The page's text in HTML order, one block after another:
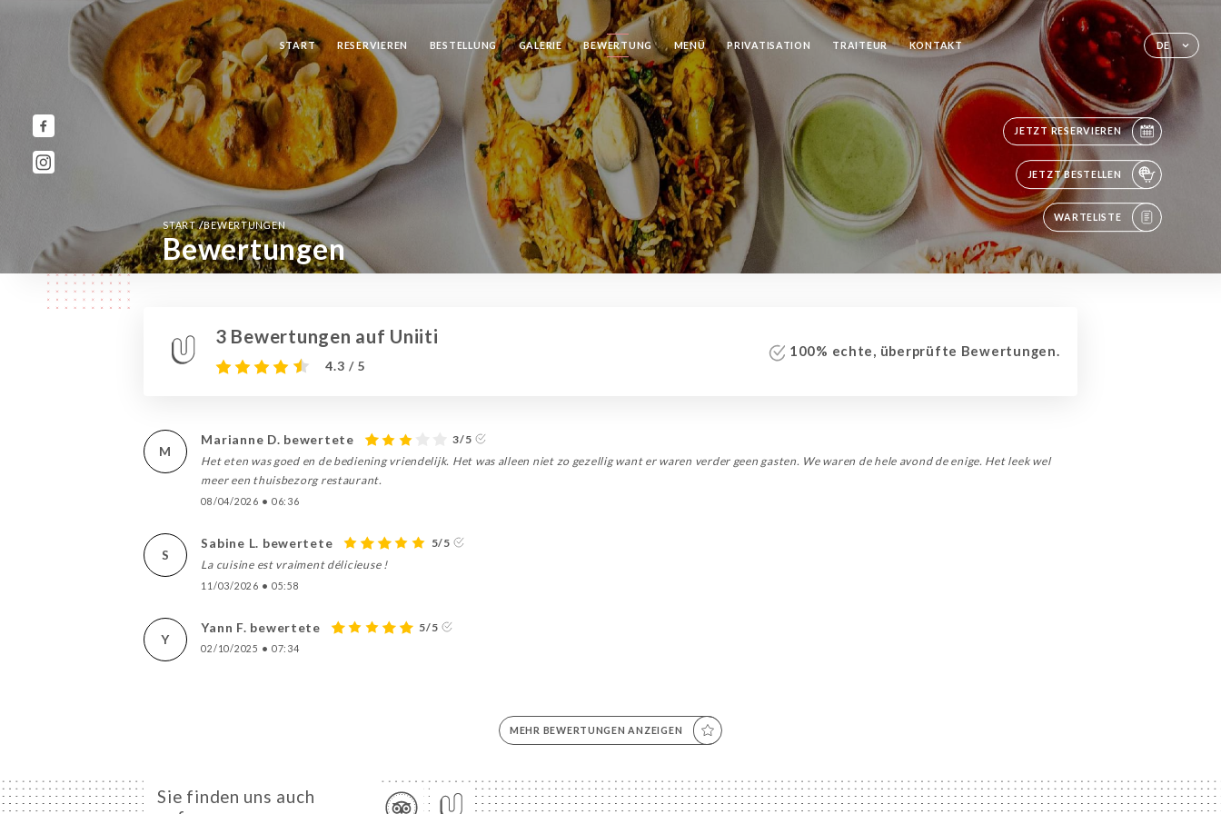
DE
START RESERVIEREN BESTELLUNG GALERIE BEWERTUNG MENÜ PRIVATISATION TRAITEUR KONTAKT
JETZT RESERVIEREN
JETZT BESTELLEN
WARTELISTE
START/BEWERTUNGEN
Bewertungen
3 Bewertungen auf Uniiti
4.3 / 5
100% echte, überprüfte Bewertungen.
M
Marianne D. bewertete
3/5
Het eten was goed en de bediening vriendelijk. Het was alleen niet zo gezellig want er waren verder geen gasten. We waren de hele avond de enige. Het leek wel
meer een thuisbezorg restaurant.
08/04/2026 • 06:36
S
Sabine L. bewertete
5/5
La cuisine est vraiment délicieuse !
11/03/2026 • 05:58
Y
Yann F. bewertete 5/5
02/10/2025 • 07:34
MEHR BEWERTUNGEN ANZEIGEN
Sie finden uns auch